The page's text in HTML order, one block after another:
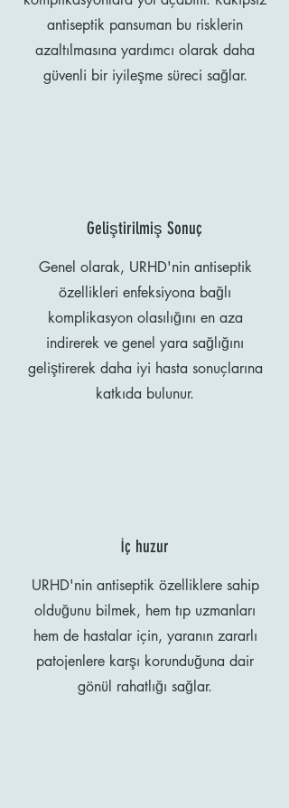
antiseptik pansuman bu risklerin
azaltılmasına yardımcı olarak daha
güvenli bir iyileşme süreci sağlar.
Geliştirilmiş Sonuç
Genel olarak, URHD'nin antiseptik
özellikleri enfeksiyona bağlı
komplikasyon olasılığını en aza
indirerek ve genel yara sağlığını
geliştirerek daha iyi hasta sonuçlarına
katkıda bulunur.
İç huzur
URHD'nin antiseptik özelliklere sahip
olduğunu bilmek, hem tıp uzmanları
hem de hastalar için, yaranın zararlı
patojenlere karşı korunduğuna dair
gönül rahatlığı sağlar.